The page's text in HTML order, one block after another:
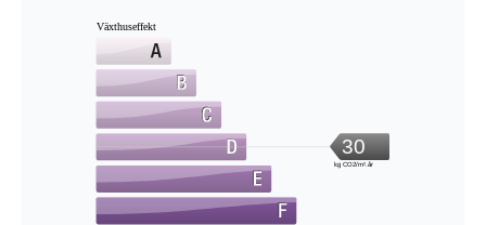
Växthuseffekt
30
kg CO2/m².år